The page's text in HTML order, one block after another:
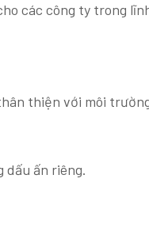
các công ty trong
thiện với môi
dấu ấn riêng.